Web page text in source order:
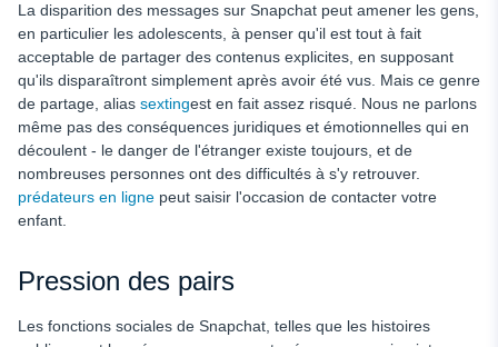
La disparition des messages sur Snapchat peut amener les gens,
en particulier les adolescents, à penser qu'il est tout à fait
acceptable de partager des contenus explicites, en supposant
qu'ils disparaîtront simplement après avoir été vus. Mais ce genre
de partage, alias sextingest en fait assez risqué. Nous ne parlons
même pas des conséquences juridiques et émotionnelles qui en
découlent - le danger de l'étranger existe toujours, et de
nombreuses personnes ont des difficultés à s'y retrouver.
prédateurs en ligne peut saisir l'occasion de contacter votre
enfant.
Pression des pairs
Les fonctions sociales de Snapchat, telles que les histoires